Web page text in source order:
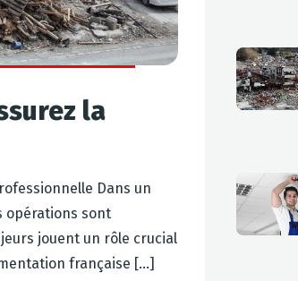
la
Dans un
opérations sont
jouent un rôle crucial
française [...]